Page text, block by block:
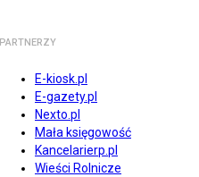
PARTNERZY
E-kiosk.pl
E-gazety.pl
Nexto.pl
Mała księgowość
Kancelarierp.pl
Wieści Rolnicze